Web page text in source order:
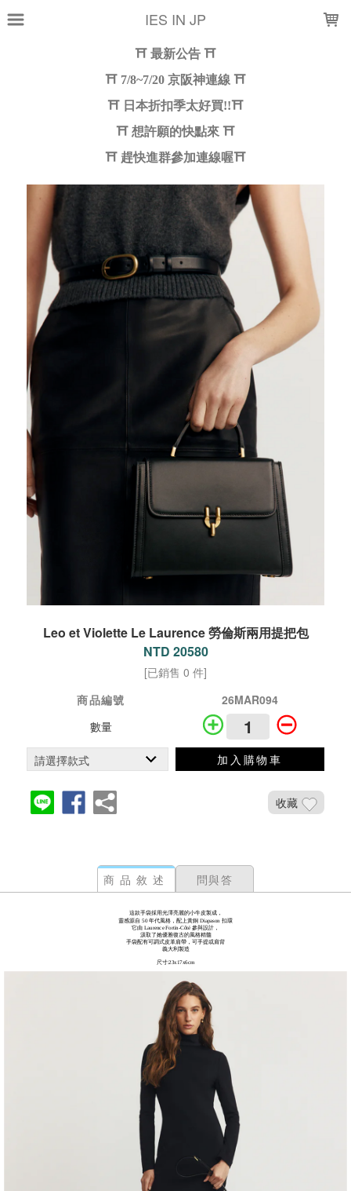
IES IN JP
Leo et Violette Le Laurence 勞倫斯兩用提把包
NTD 20580
[已銷售 0 件]
商品編號
26MAR094
數量
加入購物車
收藏
商品敘述 問與答